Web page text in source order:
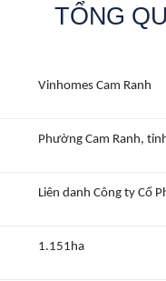
TỔNG
Vinhomes Cam Ranh
Phường Cam Ranh,
Liên danh Công ty Cổ
1.151ha